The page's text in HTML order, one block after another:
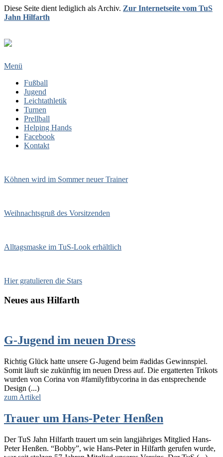
Diese Seite dient lediglich als Archiv. Zur Internetseite vom TuS
Jahn Hilfarth
Menü
Fußball
Jugend
Leichtathletik
Turnen
Prellball
Helping Hands
Facebook
Kontakt
Köhnen wird im Sommer neuer Trainer
Weihnachtsgruß des Vorsitzenden
Alltagsmaske im TuS-Look erhältlich
Hier gratulieren die Stars
Neues aus Hilfarth
G-Jugend im neuen Dress
Richtig Glück hatte unsere G-Jugend beim #adidas Gewinnspiel.
Somit läuft sie zukünftig im neuen Dress auf. Die ergatterten Trikots
wurden von Corina von #familyfitbycorina in das entsprechende
Design (...)
zum Artikel
Trauer um Hans-Peter Henßen
Der TuS Jahn Hilfarth trauert um sein langjähriges Mitglied Hans-
Peter Henßen. “Bobby”, wie Hans-Peter in Hilfarth gerufen wurde,